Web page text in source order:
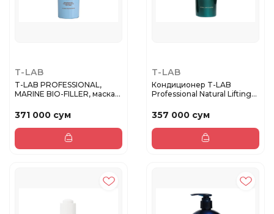
T-LAB
T-LAB PROFESSIONAL,
MARINE BIO-FILLER, маска-
371 000 сум
T-LAB
Кондиционер T-LAB
Professional Natural Lifting
357 000 сум